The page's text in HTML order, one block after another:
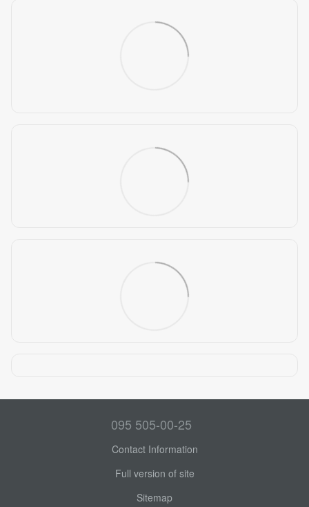
095 505-00-25
Contact Information
Full version of site
Sitemap